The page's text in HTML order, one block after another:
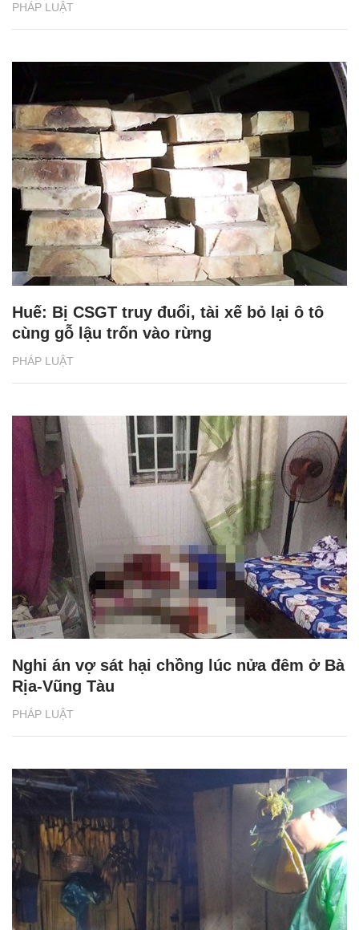
PHÁP LUẬT
PHÁP LUẬT
Huế: Bị CSGT truy đuổi, tài xế bỏ lại ô tô
cùng gỗ lậu trốn vào rừng
PHÁP LUẬT
Nghi án vợ sát hại chồng lúc nửa đêm ở Bà
Rịa-Vũng Tàu